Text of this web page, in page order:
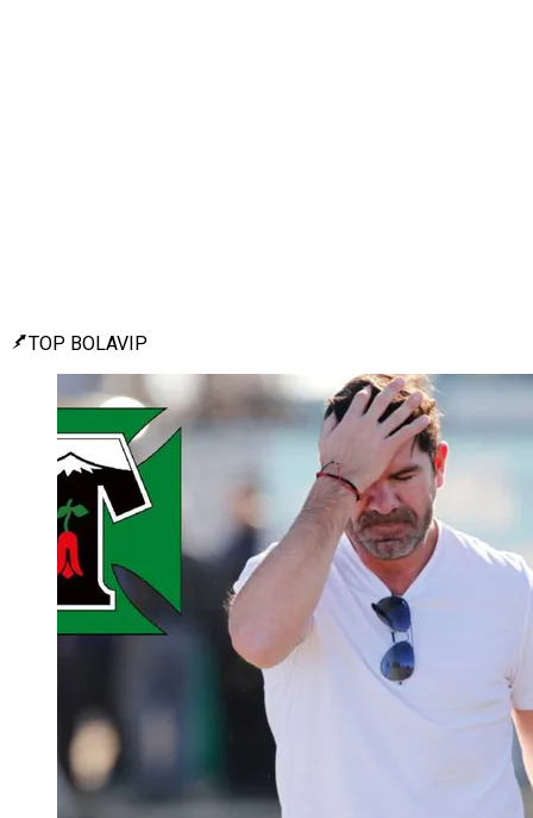
TOP BOLAVIP